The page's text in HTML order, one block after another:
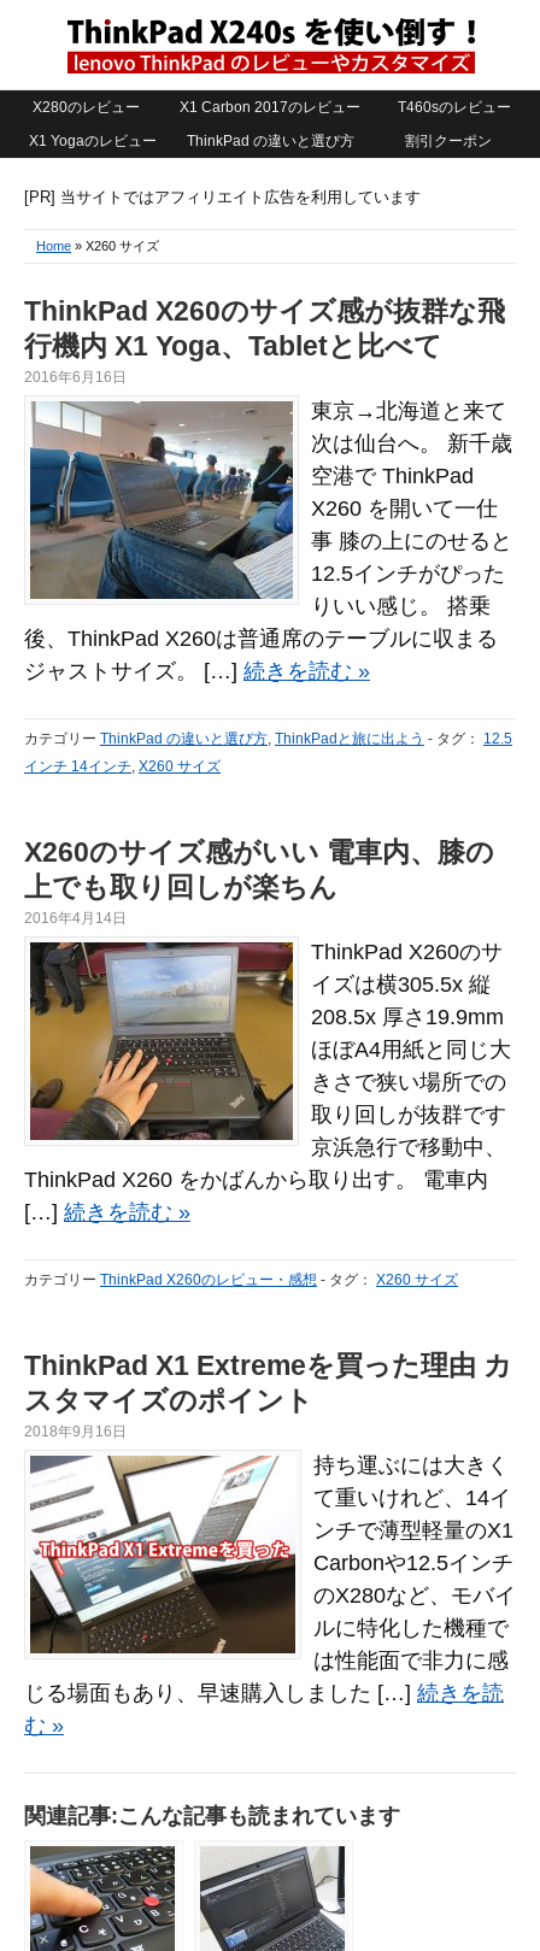
X280のレビュー X1 Carbon 2017のレビュー
T460sのレビュー
X1 Yogaのレビュー
ThinkPad の違いと選び方 割引クーポン
[PR] 当サイトではアフィリエイト広告を利用しています
Home » X260 サイズ
ThinkPad X260のサイズ感が抜群な飛
行機内 X1 Yoga、Tabletと比べて
2016年6月16日
東京→北海道と来て
次は仙台へ。 新千歳
空港で ThinkPad
X260 を開いて一仕
事 膝の上にのせると
12.5インチがぴった
りいい感じ。 搭乗
後、ThinkPad X260は普通席のテーブルに収まる
ジャストサイズ。 […] 続きを読む »
カテゴリー ThinkPad の違いと選び方, ThinkPadと旅に出よう - タグ： 12.5
インチ 14インチ, X260 サイズ
X260のサイズ感がいい 電車内、膝の
上でも取り回しが楽ちん
2016年4月14日
ThinkPad X260のサ
イズは横305.5x 縦
208.5x 厚さ19.9mm
ほぼA4用紙と同じ大
きさで狭い場所での
取り回しが抜群です
京浜急行で移動中、
ThinkPad X260 をかばんから取り出す。 電車内
[…] 続きを読む »
カテゴリー ThinkPad X260のレビュー・感想 - タグ： X260 サイズ
ThinkPad X1 Extremeを買った理由 カ
スタマイズのポイント
2018年9月16日
持ち運ぶには大きく
て重いけれど、14イ
ンチで薄型軽量のX1
Carbonや12.5インチ
のX280など、モバイ
ルに特化した機種で
は性能面で非力に感
じる場面もあり、早速購入しました […] 続きを読
む »
関連記事:こんな記事も読まれています